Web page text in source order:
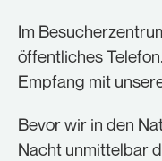
Im
öffentliches
Empfang mit
Bevor wir in den
Nacht unmittelbar